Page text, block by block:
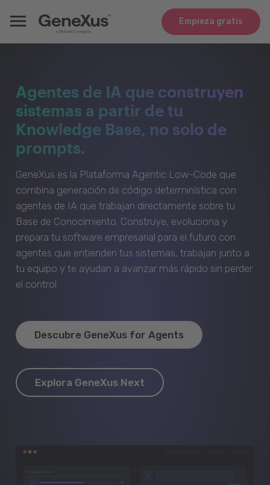
Empieza gratis
Agentes de IA que construyen
sistemas a partir de tu
Knowledge Base, no solo de
prompts.
GeneXus es la Plataforma Agentic Low-Code que
combina generación de código determinística con
agentes de IA que trabajan directamente sobre tu
Base de Conocimiento. Construye, evoluciona y
prepara tu software empresarial para el futuro con
agentes que entienden tus sistemas, trabajan junto a
tu equipo y te ayudan a avanzar más rápido sin perder
el control.
Descubre GeneXus for Agents
Explora GeneXus Next